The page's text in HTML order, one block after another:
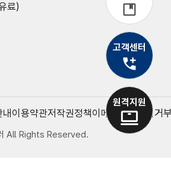
료)
이용약관저작권정책이메일무단수집거
All Rights Reserved.
유선상담
1533-2175(
고객센터
원격지원